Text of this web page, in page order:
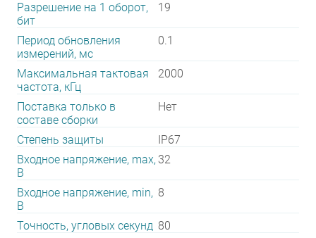
Разрешение на 1 оборот,
бит
19
Период обновления
измерений, мс
0.1
Максимальная тактовая
частота, кГц
2000
Поставка только в
составе сборки
Нет
Степень защиты
IP67
Входное напряжение, max,
В
32
Входное напряжение, min,
В
8
Точность, угловых секунд 80